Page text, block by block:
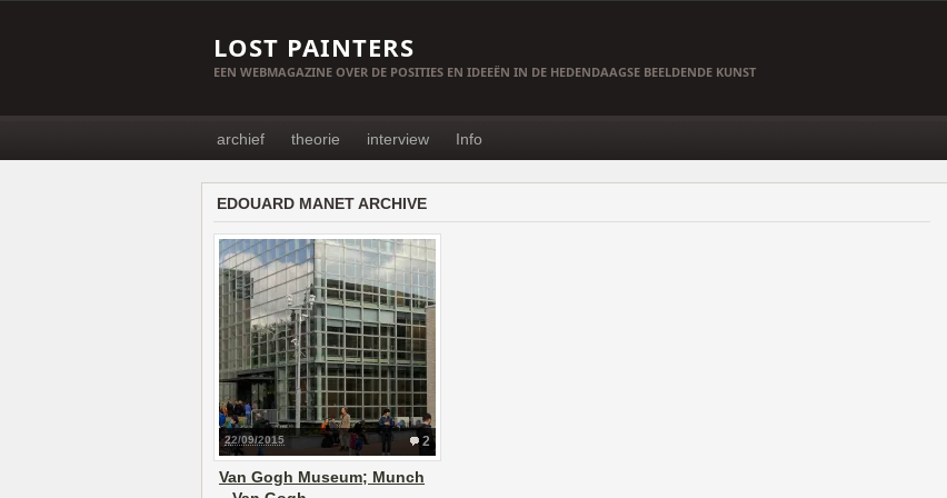
LOST PAINTERS
EEN WEBMAGAZINE OVER DE POSITIES EN IDEEËN IN DE HEDENDAAGSE BEELDENDE KUNST
archief theorie interview Info
EDOUARD MANET ARCHIVE
2
22/09/2015
Van Gogh Museum; Munch